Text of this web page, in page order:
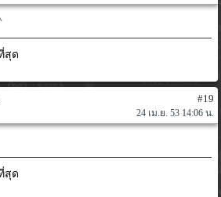
สุด
#19
24 เม.ย. 53 14:06 น.
สุด